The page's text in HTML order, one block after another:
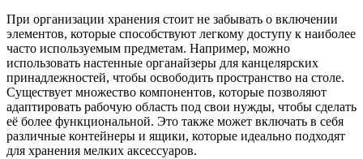
При организации хранения стоит не забывать о включении
элементов, которые способствуют легкому доступу к наиболее
часто используемым предметам. Например, можно
использовать настенные органайзеры для канцелярских
принадлежностей, чтобы освободить пространство на столе.
Существует множество компонентов, которые позволяют
адаптировать рабочую область под свои нужды, чтобы сделать
её более функциональной. Это также может включать в себя
различные контейнеры и ящики, которые идеально подходят
для хранения мелких аксессуаров.